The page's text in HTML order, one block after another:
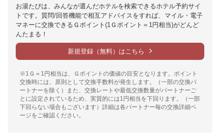
お湯たびは、みんなが選んだホテルを検索できるホテル予約サイ
トです。質問/回答機能で相互アドバイスをすれば、マイル・電子
マネーに交換できるＧポイント(1Ｇポイント＝1円相当)がどんど
んたまる！
新規登録（無料）はこちら
※1Ｇ＝1円相当は、Ｇポイントの価値の目安となります。ポイント
交換時には、原則として交換手数料が発生します。（一部の交換パ
ートナーを除く）また、交換レートや最低交換数量がパートナーご
とに設定されているため、実質的には1円相当を下回ります。（一部
下回らない場合もございます）詳細は各パートナー毎の交換詳細ペ
ージをご確認ください。